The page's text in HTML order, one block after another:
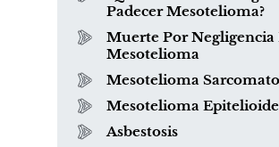
Padecer Mesotelioma?
Muerte Por Negligencia
Mesotelioma
Mesotelioma
Mesotelioma Epitelioide
Asbestosis